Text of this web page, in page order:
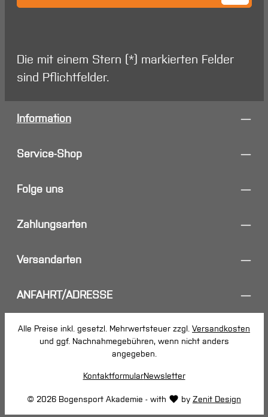
Die mit einem Stern (*) markierten Felder
sind Pflichtfelder.
Information
Service-Shop
Folge uns
Zahlungsarten
Versandarten
ANFAHRT/ADRESSE
Alle Preise inkl. gesetzl. Mehrwertsteuer zzgl. Versandkosten
und ggf. Nachnahmegebühren, wenn nicht anders
angegeben.
© 2026 Bogensport Akademie - with by Zenit Design
KontaktformularNewsletter